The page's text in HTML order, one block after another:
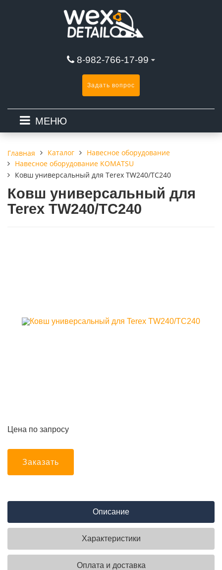
8-982-766-17-99
Задать вопрос
МЕНЮ
Главная Каталог
Навесное оборудование
Навесное оборудование KOMATSU
Ковш универсальный для Terex TW240/TC240
Ковш универсальный для
Terex TW240/TC240
Цена по запросу
Заказать
Описание
Характеристики
Оплата и доставка